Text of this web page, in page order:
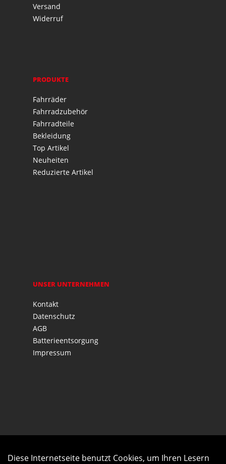
Versand
Widerruf
PRODUKTE
Fahrräder
Fahrradzubehör
Fahrradteile
Bekleidung
Top Artikel
Neuheiten
Reduzierte Artikel
UNSER UNTERNEHMEN
Kontakt
Datenschutz
AGB
Batterieentsorgung
Impressum
Diese Internetseite benutzt Cookies, um Ihren Lesern